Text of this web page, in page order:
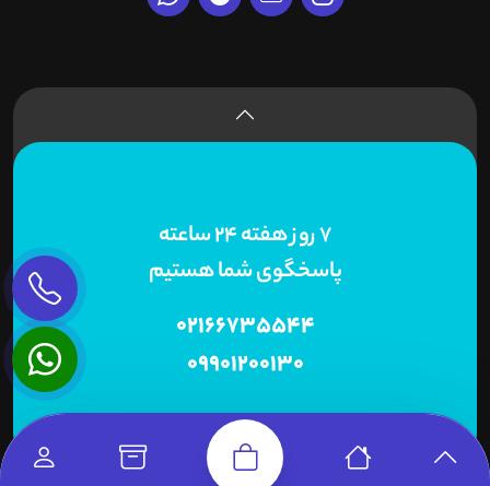
7 روز هفته 24 ساعته
پاسخگوی شما هستیم
02166735544
09901200130